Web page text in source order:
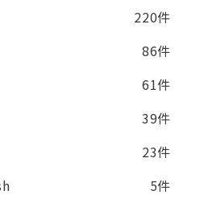
220件
86件
61件
39件
23件
5件